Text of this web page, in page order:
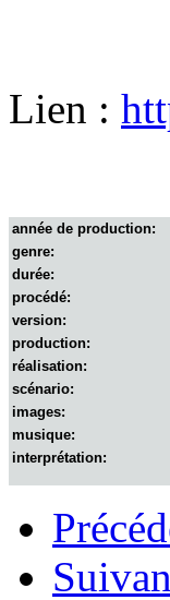
Lien :
année de production:
genre:
durée:
procédé:
version:
production:
réalisation:
scénario:
images:
musique:
interprétation: